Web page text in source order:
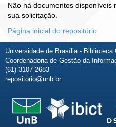
Não há documentos disponíveis
sua solicitação.
Página inicial do repositório
Universidade de Brasília - Biblioteca
Coordenadoria de Gestão da
(61) 3107-2683
repositorio@unb.br